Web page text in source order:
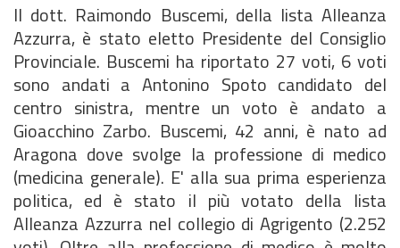
Il dott. Raimondo Buscemi, della lista Alleanza
Azzurra, è stato eletto Presidente del Consiglio
Provinciale. Buscemi ha riportato 27 voti, 6 voti
sono andati a Antonino Spoto candidato del
centro sinistra, mentre un voto è andato a
Gioacchino Zarbo. Buscemi, 42 anni, è nato ad
Aragona dove svolge la professione di medico
(medicina generale). E' alla sua prima esperienza
politica, ed è stato il più votato della lista
Alleanza Azzurra nel collegio di Agrigento (2.252